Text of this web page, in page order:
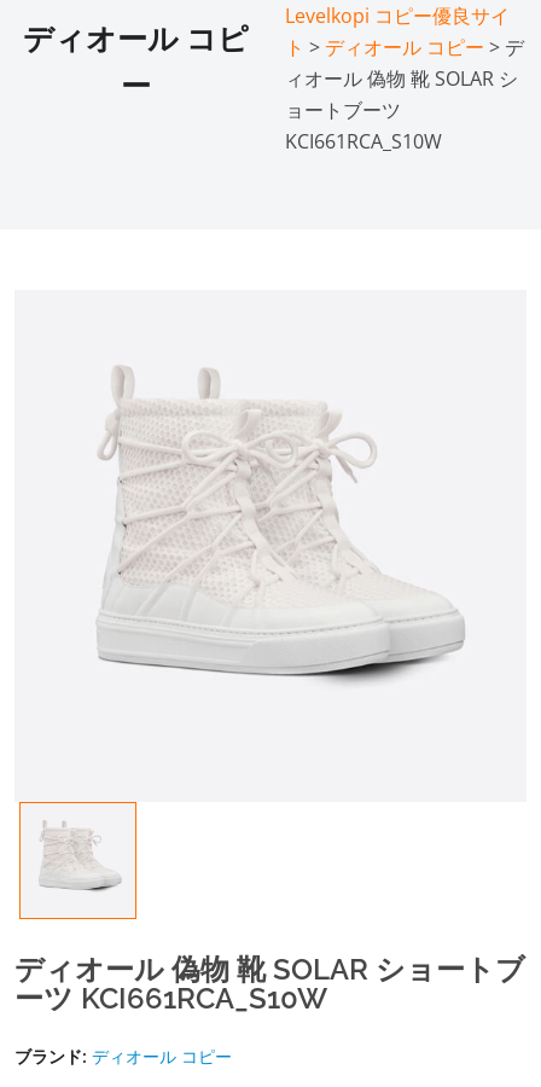
ディオール コピ
ー
Levelkopi コピー優良サイ
ト > ディオール コピー > デ
ィオール 偽物 靴 SOLAR シ
ョートブーツ
KCI661RCA_S10W
ディオール 偽物 靴 SOLAR ショートブ
ーツ KCI661RCA_S10W
ブランド: ディオール コピー